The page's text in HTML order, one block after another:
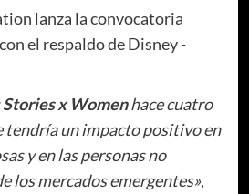
Stories x Womenhace cuatro
tendría un impacto positivo en
y en las personas no
los mercados emergentes»,